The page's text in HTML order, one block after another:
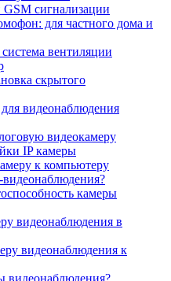
сигнализации
для частного дома и
вентиляции
скрытого
видеонаблюдения
видеокамеру
IP камеры
к компьютеру
видеонаблюдения?
камеры
видеонаблюдения в
видеонаблюдения к
видеонаблюдения?